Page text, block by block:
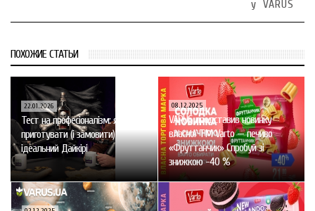
у VARUS
ПОХОЖИЕ СТАТЬИ
22.01.2026
Тест на професіоналізм: як
приготувати (і замовити)
ідеальний Дайкірі
08.12.2025
VARUS представив новинку
власної ТМ Varto — печиво
«Фруттанчик» Спробуй зі
знижкою -40 %